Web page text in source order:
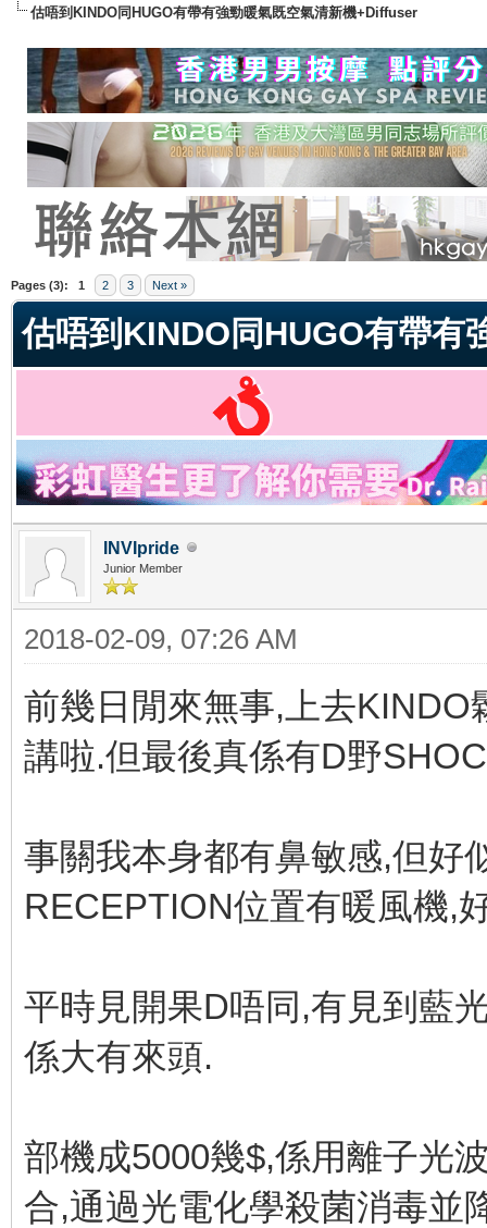
估唔到KINDO同HUGO有帶有強勁暖氣既空氣清新機+Diffuser
Pages (3): 1 2 3 Next »
估唔到KINDO同HUGO有帶
INVIpride
Junior Member
2018-02-09, 07:26 AM
前幾日閒來無事,上去
講啦.但最後真係有D野
事關我本身都有鼻敏感,但好
RECEPTION位置有暖風機,
平時見開果D唔同,有見到藍
係大有來頭.
部機成5000幾$,係用離子光
合,通過光電化學殺菌消毒並